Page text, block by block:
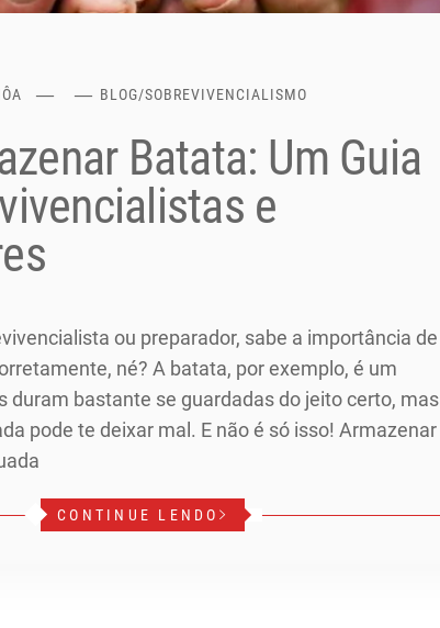
BLOG/SOBREVIVENCIALISMO
Batata: Um Guia
e
ou preparador, sabe a importância de
né? A batata, por exemplo, é um
duram bastante se guardadas do jeito certo, mas
pode te deixar mal. E não é só isso! Armazenar
CONTINUE LENDO